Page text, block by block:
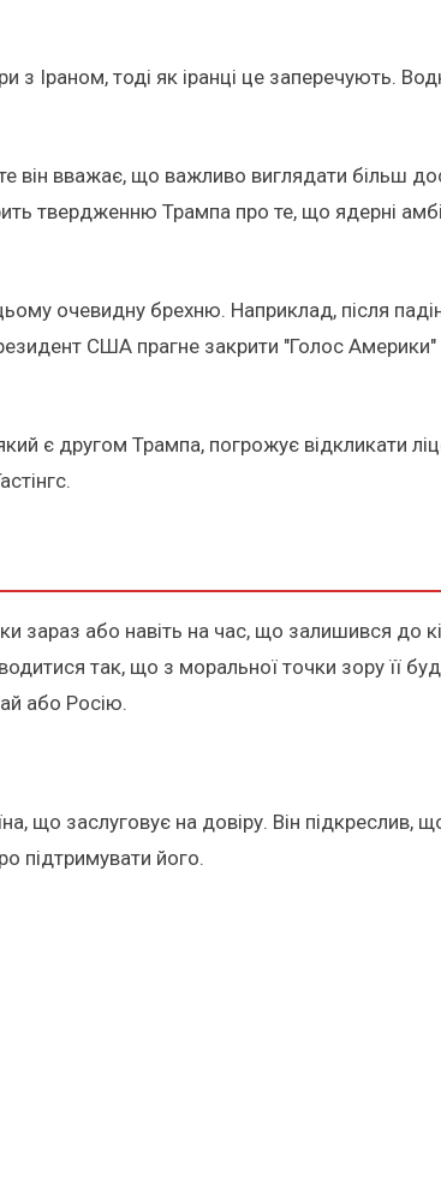
Іраном, тоді як іранці це заперечують.
він вважає, що важливо виглядати більш
твердженню Трампа про те, що ядерні
очевидну брехню. Наприклад, після
США прагне закрити "Голос Америки"
є другом Трампа, погрожує відкликати
зараз або навіть на час, що залишився до
так, що з моральної точки зору її
або Росію.
що заслуговує на довіру. Він підкреслив,
підтримувати його.